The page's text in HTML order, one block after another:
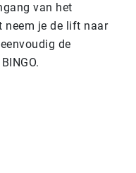
van het
neem je de lift naar
de